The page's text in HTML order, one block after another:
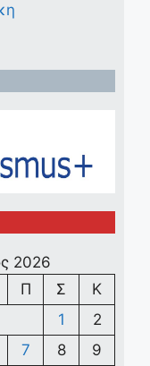
2026
Π Σ
Κ
1
2
7 8 9